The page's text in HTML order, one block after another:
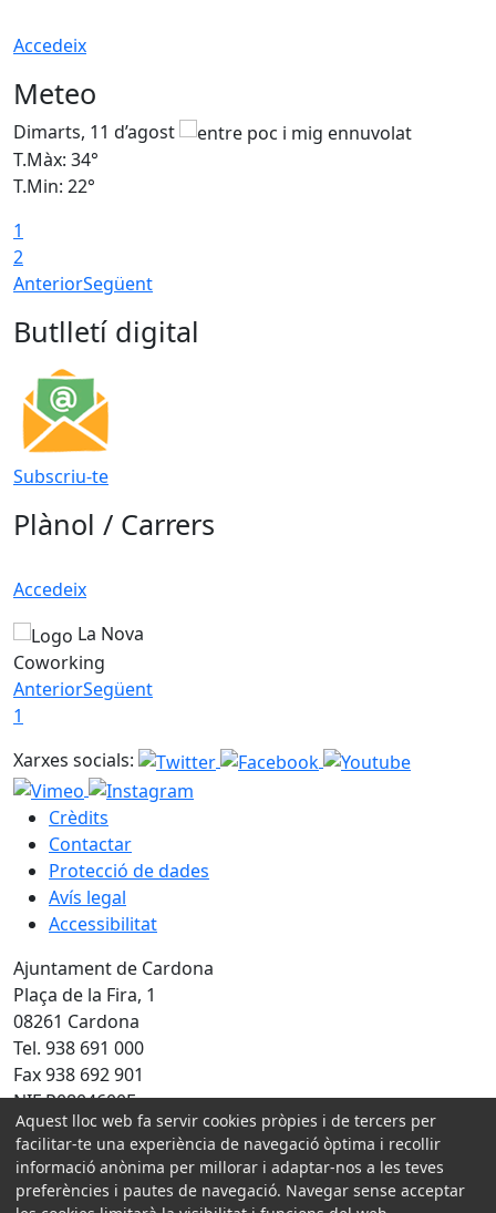
Accedeix
Meteo
Dimarts, 11 d’agost
T.Màx: 34°
T.Min: 22°
1
2
AnteriorSegüent
Butlletí digital
Subscriu-te
Plànol / Carrers
Accedeix
La Nova
Coworking
AnteriorSegüent
1
Xarxes socials:
Crèdits
Contactar
Protecció de dades
Avís legal
Accessibilitat
Ajuntament de Cardona
Plaça de la Fira, 1
08261 Cardona
Tel. 938 691 000
Fax 938 692 901
NIF P0804600E
Amb la col·laboració de:
Aquest lloc web fa servir cookies pròpies i de tercers per
facilitar-te una experiència de navegació òptima i recollir
informació anònima per millorar i adaptar-nos a les teves
preferències i pautes de navegació. Navegar sense acceptar